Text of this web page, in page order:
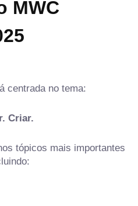
MWC
centrada no tema:
Criar.
tópicos mais importantes